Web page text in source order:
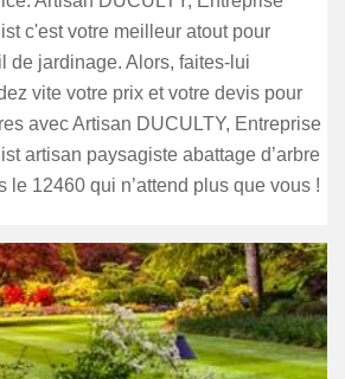
c'est votre meilleur atout pour
de jardinage. Alors, faites-lui
vite votre prix et votre devis pour
avec Artisan DUCULTY, Entreprise
artisan paysagiste abattage d’arbre
le 12460 qui n’attend plus que vous !